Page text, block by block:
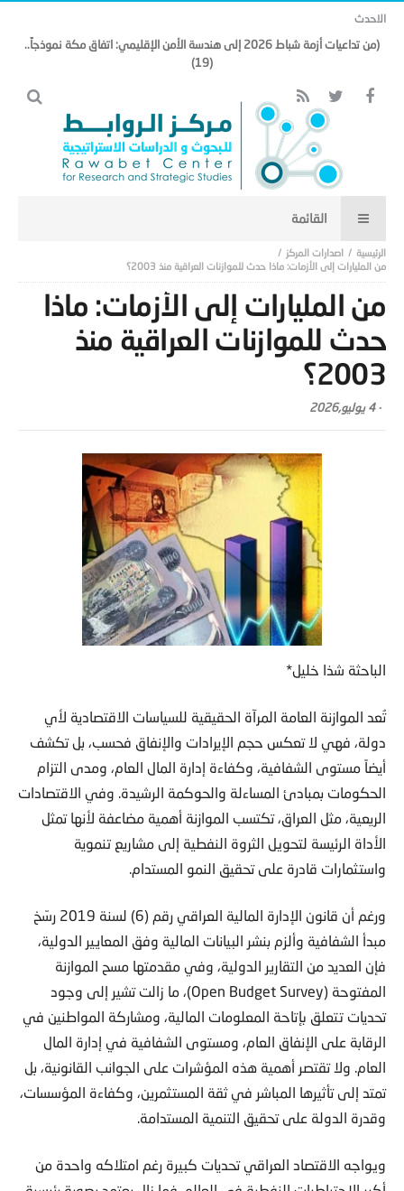
الاحدث
(من تداعيات أزمة شباط 2026 إلى هندسة الأمن الإقليمي: اتفاق مكة نموذجاً..
(19)
اصدارات المركز
من المليارات إلى الأزمات: ماذا حدث للموازنات العراقية منذ 2003؟
من المليارات إلى الأزمات: ماذا
حدث للموازنات العراقية منذ
2003؟
-4 يوليو,2026
الباحثة شذا خليل*
تُعد الموازنة العامة المرآة الحقيقية للسياسات الاقتصادية لأي
دولة، فهي لا تعكس حجم الإيرادات والإنفاق فحسب، بل تكشف
أيضاً مستوى الشفافية، وكفاءة إدارة المال العام، ومدى التزام
الحكومات بمبادئ المساءلة والحوكمة الرشيدة. وفي الاقتصادات
الريعية، مثل العراق، تكتسب الموازنة أهمية مضاعفة لأنها تمثل
الأداة الرئيسة لتحويل الثروة النفطية إلى مشاريع تنموية
واستثمارات قادرة على تحقيق النمو المستدام.
ورغم أن قانون الإدارة المالية العراقي رقم (6) لسنة 2019 رسّخ
مبدأ الشفافية وألزم بنشر البيانات المالية وفق المعايير الدولية،
فإن العديد من التقارير الدولية، وفي مقدمتها مسح الموازنة
المفتوحة (Open Budget Survey)، ما زالت تشير إلى وجود
تحديات تتعلق بإتاحة المعلومات المالية، ومشاركة المواطنين في
الرقابة على الإنفاق العام، ومستوى الشفافية في إدارة المال
العام. ولا تقتصر أهمية هذه المؤشرات على الجوانب القانونية، بل
تمتد إلى تأثيرها المباشر في ثقة المستثمرين، وكفاءة المؤسسات،
وقدرة الدولة على تحقيق التنمية المستدامة.
ويواجه الاقتصاد العراقي تحديات كبيرة رغم امتلاكه واحدة من